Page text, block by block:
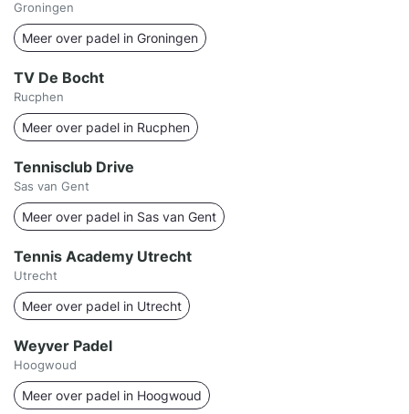
Groningen
Meer over padel in Groningen
TV De Bocht
Rucphen
Meer over padel in Rucphen
Tennisclub Drive
Sas van Gent
Meer over padel in Sas van Gent
Tennis Academy Utrecht
Utrecht
Meer over padel in Utrecht
Weyver Padel
Hoogwoud
Meer over padel in Hoogwoud